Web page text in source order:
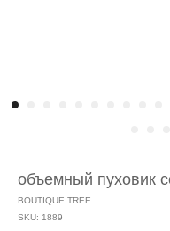
объемный пуховик
BOUTIQUE TREE
SKU: 1889